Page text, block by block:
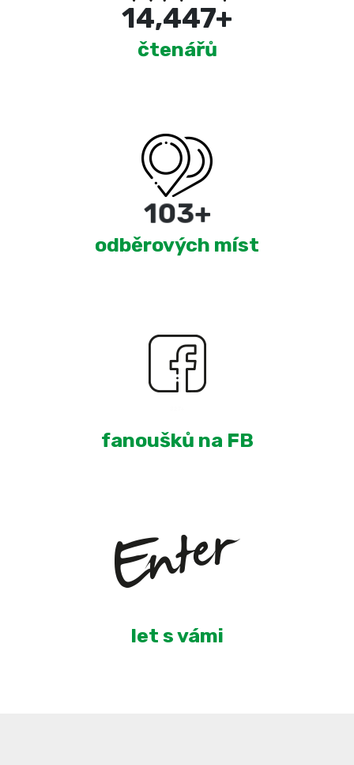
15,000+
čtenářů
180+
odběrových míst
fanoušků na FB
let s vámi